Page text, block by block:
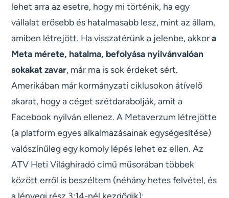
lehet arra az esetre, hogy mi történik, ha egy
vállalat erősebb és hatalmasabb lesz, mint az állam,
amiben létrejött. Ha visszatérünk a jelenbe, akkora
Meta mérete, hatalma, befolyása nyilvánvalóan
sokakat zavar, már ma is sok érdeket sért.
Amerikában már kormányzati ciklusokon átívelő
akarat, hogy a céget szétdarabolják, amit a
Facebook nyilván ellenez. A Metaverzum létrejötte
(a platform egyes alkalmazásainak egységesítése)
valószínűleg egy komoly lépés lehet ez ellen. Az
ATV Heti Világhíradó című műsorában többek
között erről is beszéltem (néhány hetes felvétel, és
a lényegi rész 3:14-nél kezdődik):